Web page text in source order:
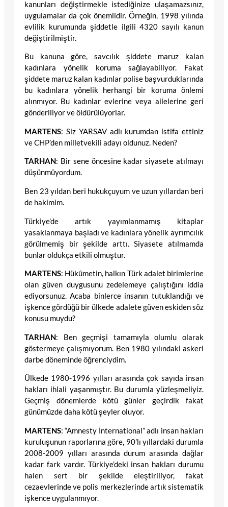
kanunları değiştirmekle istediğinize ulaşamazsınız,
uygulamalar da çok önemlidir. Örneğin, 1998 yılında
evlilik kurumunda şiddetle ilgili 4320 sayılı kanun
değiştirilmiştir.
Bu kanuna göre, savcılık şiddete maruz kalan
kadınlara yönelik koruma sağlayabiliyor. Fakat
şiddete maruz kalan kadınlar polise başvurduklarında
bu kadınlara yönelik herhangi bir koruma önlemi
alınmıyor. Bu kadınlar evlerine veya ailelerine geri
gönderiliyor ve öldürülüyorlar.
MARTENS: Siz YARSAV adlı kurumdan istifa ettiniz
ve CHP’den milletvekili adayı oldunuz. Neden?
TARHAN: Bir sene öncesine kadar siyasete atılmayı
düşünmüyordum.
Ben 23 yıldan beri hukukçuyum ve uzun yıllardan beri
de hakimim.
Türkiye’de artık yayımlanmamış kitaplar
yasaklanmaya başladı ve kadınlara yönelik ayrımcılık
görülmemiş bir şekilde arttı. Siyasete atılmamda
bunlar oldukça etkili olmuştur.
MARTENS: Hükûmetin, halkın Türk adalet birimlerine
olan güven duygusunu zedelemeye çalıştığını iddia
ediyorsunuz. Acaba binlerce insanın tutuklandığı ve
işkence gördüğü bir ülkede adalete güven eskiden söz
konusu muydu?
TARHAN: Ben geçmişi tamamıyla olumlu olarak
göstermeye çalışmıyorum. Ben 1980 yılındaki askeri
darbe döneminde öğrenciydim.
Ülkede 1980-1996 yılları arasında çok sayıda insan
hakları ihlali yaşanmıştır. Bu durumla yüzleşmeliyiz.
Geçmiş dönemlerde kötü günler geçirdik fakat
günümüzde daha kötü şeyler oluyor.
MARTENS: “Amnesty İnternational” adlı insan hakları
kuruluşunun raporlarına göre, 90’lı yıllardaki durumla
2008-2009 yılları arasında durum arasında dağlar
kadar fark vardır. Türkiye’deki insan hakları durumu
halen sert bir şekilde eleştiriliyor, fakat
cezaevlerinde ve polis merkezlerinde artık sistematik
işkence uygulanmıyor.